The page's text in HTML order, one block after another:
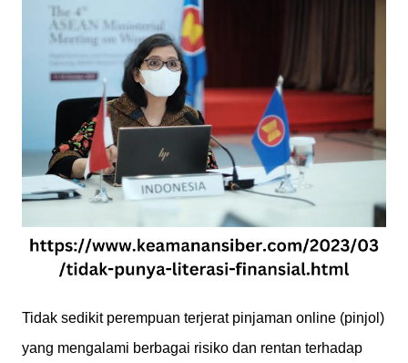
Tidak sedikit perempuan terjerat pinjaman online (pinjol)
yang mengalami berbagai risiko dan rentan terhadap